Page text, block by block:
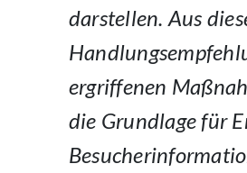
darstellen. Aus
ergriffenen
die Grundlage für